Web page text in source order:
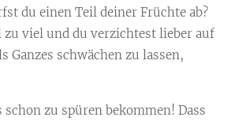
du einen Teil deiner Früchte ab?
zu viel und du verzichtest lieber auf
Ganzes schwächen zu lassen,
schon zu spüren bekommen! Dass